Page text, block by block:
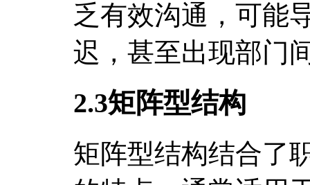
乏有效沟通，可能
迟，甚至出现部门
2.3矩阵型结构
矩阵型结构结合了